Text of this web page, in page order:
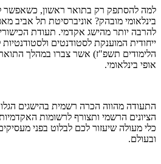
למה להסתפק רק בתואר ראשון, כשאפשר
בינלאומי מובהק? אוניברסיטת תל אביב
להרבה יותר מהישג אקדמי. תעודת
ייחודית המוענקת לסטודנטים
הלימודים תשפ"ז) אשר צברו במהלך התואר
אופי בינלאומי.
התעודה מהווה הכרה רשמית בהישגים
הציונים הרשמי ותצורף לרשומות
כלי מעולה שיעזור לכם לבלוט בפני
ובעולם.